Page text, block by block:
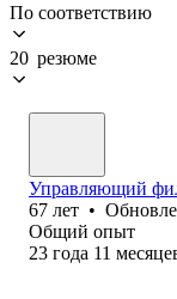
По соответствию
20 резюме
Управляющий
67 лет •
Общий опыт
23 года 11